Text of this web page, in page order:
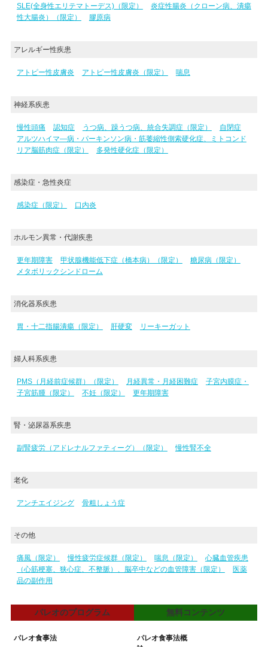
SLE(全身性エリテマトーデス)（限定）
炎症性腸炎（クローン病、潰瘍
性大腸炎）（限定）
膠原病
アレルギー性疾患
アトピー性皮膚炎 アトピー性皮膚炎（限定） 喘息
神経系疾患
慢性頭痛 認知症 うつ病、躁うつ病、統合失調症（限定）
自閉症
アルツハイマ―病・パーキンソン病・筋萎縮性側索硬化症、ミトコンド
リア脳筋肉症（限定）
多発性硬化症（限定）
感染症・急性炎症
感染症（限定） 口内炎
ホルモン異常・代謝疾患
更年期障害 甲状腺機能低下症（橋本病）（限定）
糖尿病（限定）
メタボリックシンドローム
消化器系疾患
胃・十二指腸潰瘍（限定） 肝硬変 リーキーガット
婦人科系疾患
PMS（月経前症候群）（限定） 月経異常・月経困難症
子宮内膜症・
子宮筋腫（限定）
不妊（限定） 更年期障害
腎・泌尿器系疾患
副腎疲労（アドレナルファティーグ）（限定） 慢性腎不全
老化
アンチエイジング 骨粗しょう症
その他
痛風（限定） 慢性疲労症候群（限定） 喘息（限定）
心臓血管疾患
（心筋梗塞、狭心症、不整脈）、脳卒中などの血管障害（限定）
医薬
品の副作用
パレオのプログラム
パレオ食事法
無料コンテンツ
パレオ食事法概